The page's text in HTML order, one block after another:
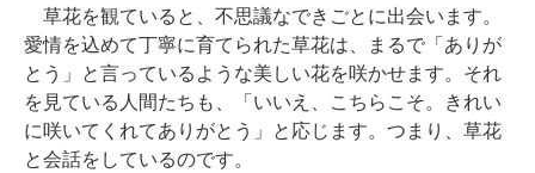
草花を観ていると、不思議なできごとに出会います。
愛情を込めて丁寧に育てられた草花は、まるで「ありが
とう」と言っているような美しい花を咲かせます。それ
を見ている人間たちも、「いいえ、こちらこそ。きれい
に咲いてくれてありがとう」と応じます。つまり、草花
と会話をしているのです。